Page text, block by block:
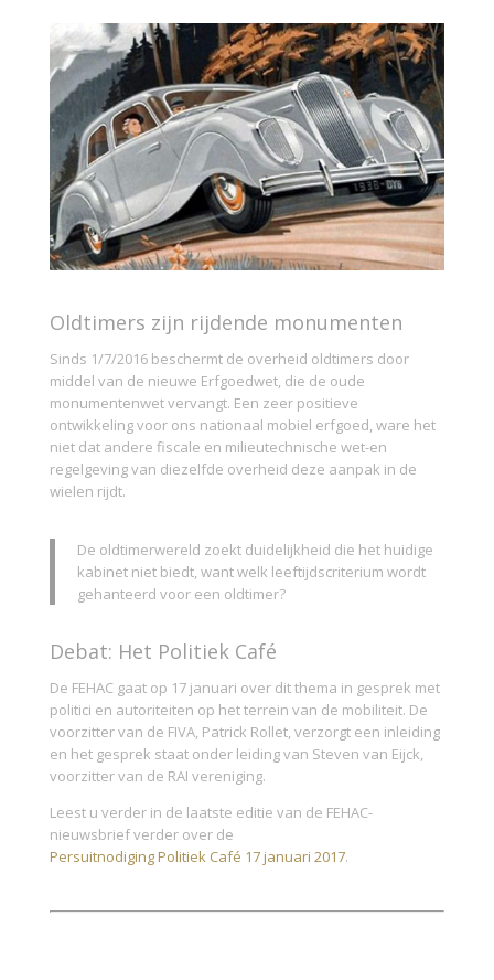
Oldtimers zijn rijdende monumenten
Sinds 1/7/2016 beschermt de overheid oldtimers door
middel van de nieuwe Erfgoedwet, die de oude
monumentenwet vervangt. Een zeer positieve
ontwikkeling voor ons nationaal mobiel erfgoed, ware het
niet dat andere fiscale en milieutechnische wet-en
regelgeving van diezelfde overheid deze aanpak in de
wielen rijdt.
De oldtimerwereld zoekt duidelijkheid die het huidige
kabinet niet biedt, want welk leeftijdscriterium wordt
gehanteerd voor een oldtimer?
Debat: Het Politiek Café
De FEHAC gaat op 17 januari over dit thema in gesprek met
politici en autoriteiten op het terrein van de mobiliteit. De
voorzitter van de FIVA, Patrick Rollet, verzorgt een inleiding
en het gesprek staat onder leiding van Steven van Eijck,
voorzitter van de RAI vereniging.
Leest u verder in de laatste editie van de FEHAC-
nieuwsbrief verder over de
Persuitnodiging Politiek Café 17 januari 2017.